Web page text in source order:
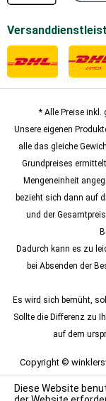
* Alle Preise inkl.
Unsere eigenen
alle das gleiche
Grundpreises
Mengeneinheit
bezieht sich dann auf
und der
Dadurch kann es zu
bei Absenden der
Es wird sich bemüht,
Sollte die Differenz zu
auf dem
Copyright ©
Diese Website